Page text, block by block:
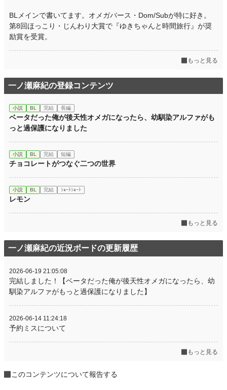
累計ポイント 92,537 pt (31,729 位)
BLメインで書いてます。オメガバース・Dom/Subが特に好き。
第8回ほっこり・じんわり大賞で『ゆきちゃんと時間旅行』が奨
励賞を受賞。
もっと見る
一ノ瀬麻紀の登録コンテンツ
小説 BL 完結 長編
ベータだった俺が後天性オメガになったら、幼馴染アルファがも
っと過保護になりました
小説 BL 完結 短編
チョコレートがつなぐ二つの世界
小説 BL 完結 ｼｮｰﾄｼｮｰﾄ
レモン
もっと見る
一ノ瀬麻紀の近況ボードの更新履歴
2026-06-19 21:05:08
完結しました！【ベータだった俺が後天性オメガになったら、幼
馴染アルファがもっと過保護になりました】
2026-06-14 11:24:18
予約ミスについて
もっと見る
このコンテンツについて報告する